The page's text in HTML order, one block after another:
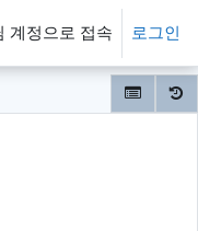
계정으로 접속 로그인